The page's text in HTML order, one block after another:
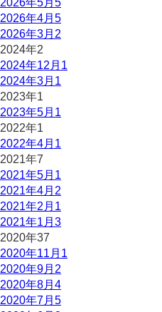
2026年5月 5
2026年4月 5
2026年3月 2
2024年2
2024年12月 1
2024年3月 1
2023年1
2023年5月 1
2022年1
2022年4月 1
2021年7
2021年5月 1
2021年4月 2
2021年2月 1
2021年1月 3
2020年37
2020年11月 1
2020年9月 2
2020年8月 4
2020年7月 5